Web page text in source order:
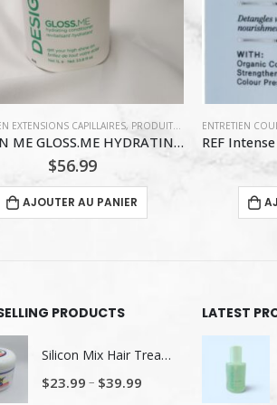
BOUCLÉS,SOINS RÉPARATEURS
INTENSIF
COULEUR,ENTRETIEN EXTENSIONS CAPILLAIRES ,
REF Intense Hydrate Conditioner 1000 ml
$64.75
AJOUTER AU PANIER
ENTRETIEN
PRODUCTS
Silicon Mix Hair Treatment
$23.99 – $39.99
LATEST